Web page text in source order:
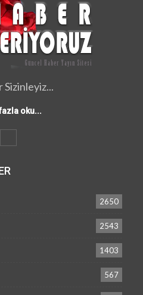
Sizinleyiz...
oku...
2650
2543
1403
567